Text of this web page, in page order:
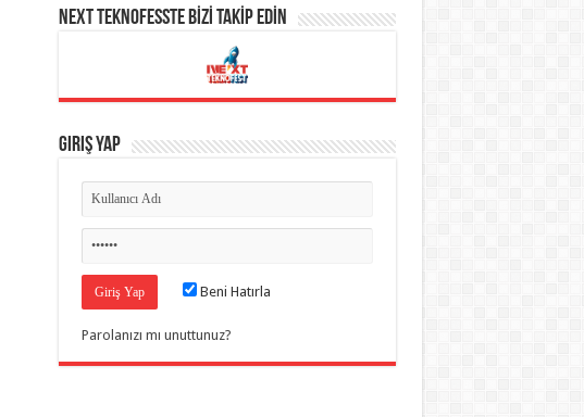
NEXT TEKNOFESSTE BİZİ TAKİP EDİN
Giriş Yap
Beni Hatırla
Parolanızı mı unuttunuz?